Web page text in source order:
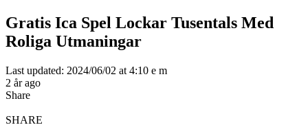
Gratis Ica Spel Lockar Tusentals Med
Roliga Utmaningar
Last updated: 2024/06/02 at 4:10 e m
2 år ago
Share
SHARE